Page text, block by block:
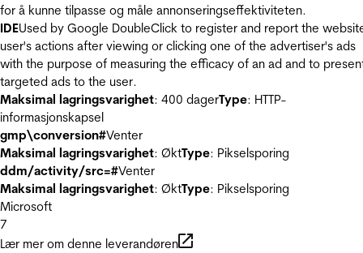
for å kunne tilpasse og måle annonseringseffektiviteten.
IDEUsed by Google DoubleClick to register and report the
user's actions after viewing or clicking one of the advertiser's ads
with the purpose of measuring the efficacy of an ad and to
targeted ads to the user.
Maksimal lagringsvarighet: 400 dagerType: HTTP-
informasjonskapsel
gmp\conversion#Venter
Maksimal lagringsvarighet: ØktType: Pikselsporing
ddm/activity/src=#Venter
Maksimal lagringsvarighet: ØktType: Pikselsporing
Microsoft
7
Lær mer om denne leverandøren